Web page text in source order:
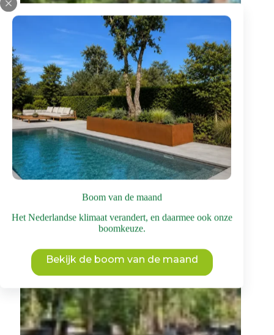
Boom van de maand
Het Nederlandse klimaat verandert, en daarmee ook onze
boomkeuze.
Bekijk de boom van de maand